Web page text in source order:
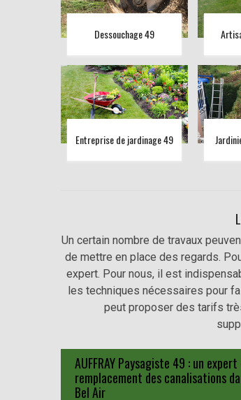
Dessouchage 49
Entreprise de jardinage 49
Un certain nombre de travaux
de mettre en place des regards.
expert. Pour nous, il est
les techniques nécessaires pour
peut proposer des tarifs
AUFFRAY Paysagiste 49 : un expert
remplacement des canalisations
Bel Air